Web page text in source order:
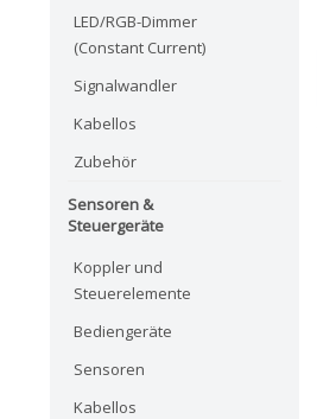
LED/RGB-Dimmer
(Constant Current)
Signalwandler
Kabellos
Zubehör
Sensoren &
Steuergeräte
Koppler und
Steuerelemente
Bediengeräte
Sensoren
Kabellos